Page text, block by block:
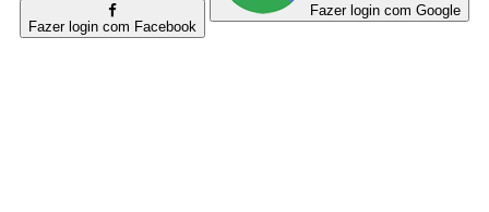
Fazer login com Facebook
Fazer login com Google